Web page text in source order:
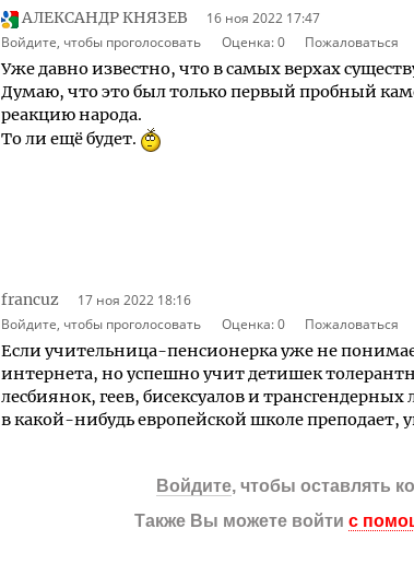
АЛЕКСАНДР КНЯЗЕВ
16 ноя 2022 17:47
Войдите, чтобы проголосовать
Оценка:0 Пожаловаться
Уже давно известно, что в самых верхах
Думаю, что это был только первый пробный
реакцию народа.
То ли ещё будет.
francuz
17 ноя 2022 18:16
Войдите, чтобы проголосовать
Оценка:0 Пожаловаться
Если учительница-пенсионерка уже не
интернета, но успешно учит детишек
лесбиянок, геев, бисексуалов и
в какой-нибудь европейской школе преподает,
Войдите, чтобы оставлять
Также Вы можете войти с